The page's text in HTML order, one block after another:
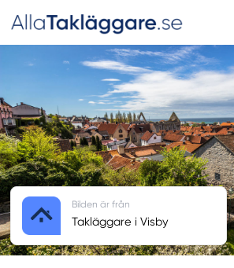
Bilden är från
Takläggare i Visby